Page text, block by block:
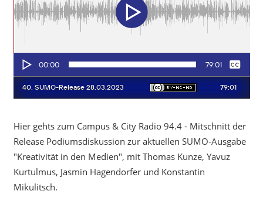
Hier gehts zum Campus & City Radio 94.4 - Mitschnitt der
Release Podiumsdiskussion zur aktuellen SUMO-Ausgabe
"Kreativität in den Medien", mit Thomas Kunze, Yavuz
Kurtulmus, Jasmin Hagendorfer und Konstantin
Mikulitsch.